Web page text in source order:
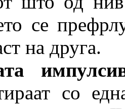
се
на друга.
со